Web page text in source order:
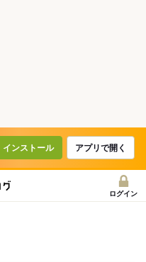
インストール アプリで開く
ログイン